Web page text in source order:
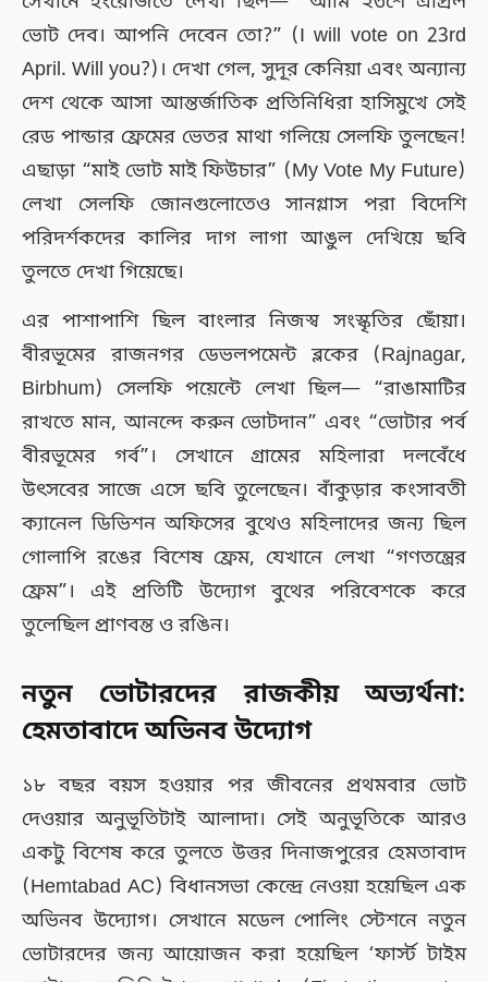
ভোট দেব। আপনি দেবেন তো?” (I will vote on 23rd
April. Will you?)। দেখা গেল, সুদূর কেনিয়া এবং অন্যান্য
দেশ থেকে আসা আন্তর্জাতিক প্রতিনিধিরা হাসিমুখে সেই
রেড পান্ডার ফ্রেমের ভেতর মাথা গলিয়ে সেলফি তুলছেন!
এছাড়া “মাই ভোট মাই ফিউচার” (My Vote My Future)
লেখা সেলফি জোনগুলোতেও সানগ্লাস পরা বিদেশি
পরিদর্শকদের কালির দাগ লাগা আঙুল দেখিয়ে ছবি
তুলতে দেখা গিয়েছে।
এর পাশাপাশি ছিল বাংলার নিজস্ব সংস্কৃতির ছোঁয়া।
বীরভূমের রাজনগর ডেভলপমেন্ট ব্লকের (Rajnagar,
Birbhum) সেলফি পয়েন্টে লেখা ছিল— “রাঙামাটির
রাখতে মান, আনন্দে করুন ভোটদান” এবং “ভোটার পর্ব
বীরভূমের গর্ব”। সেখানে গ্রামের মহিলারা দলবেঁধে
উৎসবের সাজে এসে ছবি তুলেছেন। বাঁকুড়ার কংসাবতী
ক্যানেল ডিভিশন অফিসের বুথেও মহিলাদের জন্য ছিল
গোলাপি রঙের বিশেষ ফ্রেম, যেখানে লেখা “গণতন্ত্রের
ফ্রেম”। এই প্রতিটি উদ্যোগ বুথের পরিবেশকে করে
তুলেছিল প্রাণবন্ত ও রঙিন।
নতুন ভোটারদের রাজকীয় অভ্যর্থনা:
হেমতাবাদে অভিনব উদ্যোগ
১৮ বছর বয়স হওয়ার পর জীবনের প্রথমবার ভোট
দেওয়ার অনুভূতিটাই আলাদা। সেই অনুভূতিকে আরও
একটু বিশেষ করে তুলতে উত্তর দিনাজপুরের হেমতাবাদ
(Hemtabad AC) বিধানসভা কেন্দ্রে নেওয়া হয়েছিল এক
অভিনব উদ্যোগ। সেখানে মডেল পোলিং স্টেশনে নতুন
ভোটারদের জন্য আয়োজন করা হয়েছিল ‘ফার্স্ট টাইম